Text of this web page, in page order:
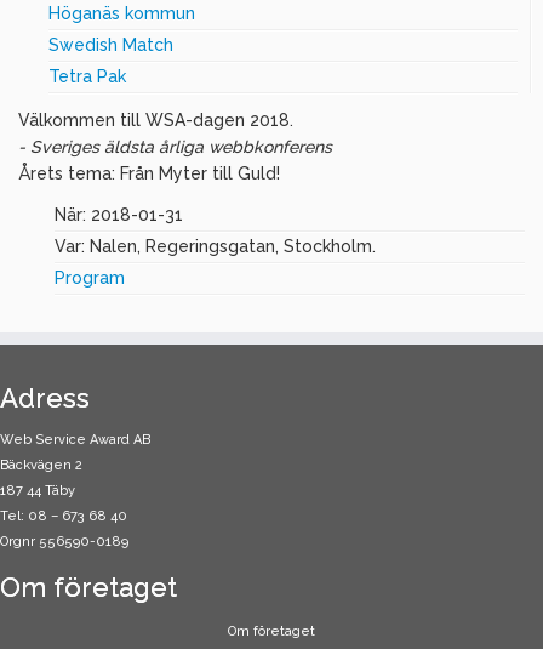
Höganäs kommun
Swedish Match
Tetra Pak
Välkommen till WSA-dagen 2018.
- Sveriges äldsta årliga webbkonferens
Årets tema: Från Myter till Guld!
När: 2018-01-31
Var: Nalen, Regeringsgatan, Stockholm.
Program
Adress
Web Service Award AB
Bäckvägen 2
187 44 Täby
Tel: 08 – 673 68 40
Orgnr 556590-0189
Om företaget
Om företaget